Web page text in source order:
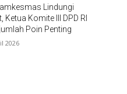
Lindungi
Ketua Komite III DPD RI
Poin Penting
2026